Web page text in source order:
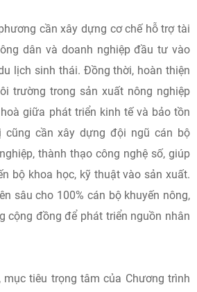
cần xây dựng cơ chế hỗ trợ tài
dân và doanh nghiệp đầu tư vào
lịch sinh thái. Đồng thời, hoàn thiện
trường trong sản xuất nông nghiệp
giữa phát triển kinh tế và bảo tồn
cũng cần xây dựng đội ngũ cán bộ
thành thạo công nghệ số, giúp
bộ khoa học, kỹ thuật vào sản xuất.
sâu cho 100% cán bộ khuyến nông,
cộng đồng để phát triển nguồn nhân
mục tiêu trọng tâm của Chương trình